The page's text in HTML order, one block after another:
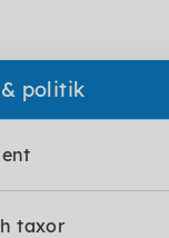
politik
taxor